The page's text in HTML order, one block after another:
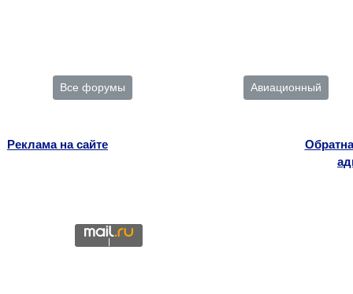
Все форумы Авиационный
Реклама на сайте